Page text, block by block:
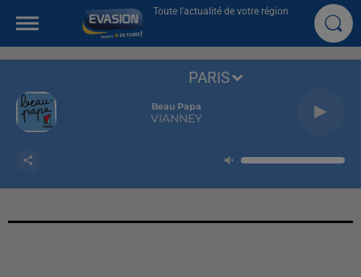
Toute l'actualité de votre région
Beau Papa
VIANNEY
PARIS